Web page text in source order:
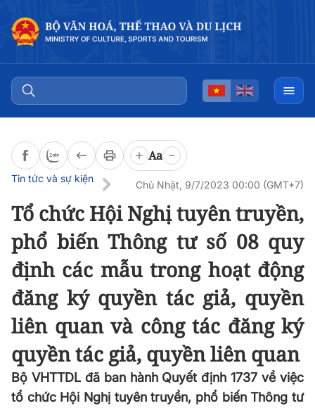
Aa
Tin tức và sự kiện
Chủ Nhật, 9/7/2023 00:00 (GMT+7)
Tổ chức Hội Nghị tuyên truyền,
phổ biến Thông tư số 08 quy
định các mẫu trong hoạt động
đăng ký quyền tác giả, quyền
liên quan và công tác đăng ký
quyền tác giả, quyền liên quan
Bộ VHTTDL đã ban hành Quyết định 1737 về việc
tổ chức Hội Nghị tuyên truyền, phổ biến Thông tư
Đọc bài